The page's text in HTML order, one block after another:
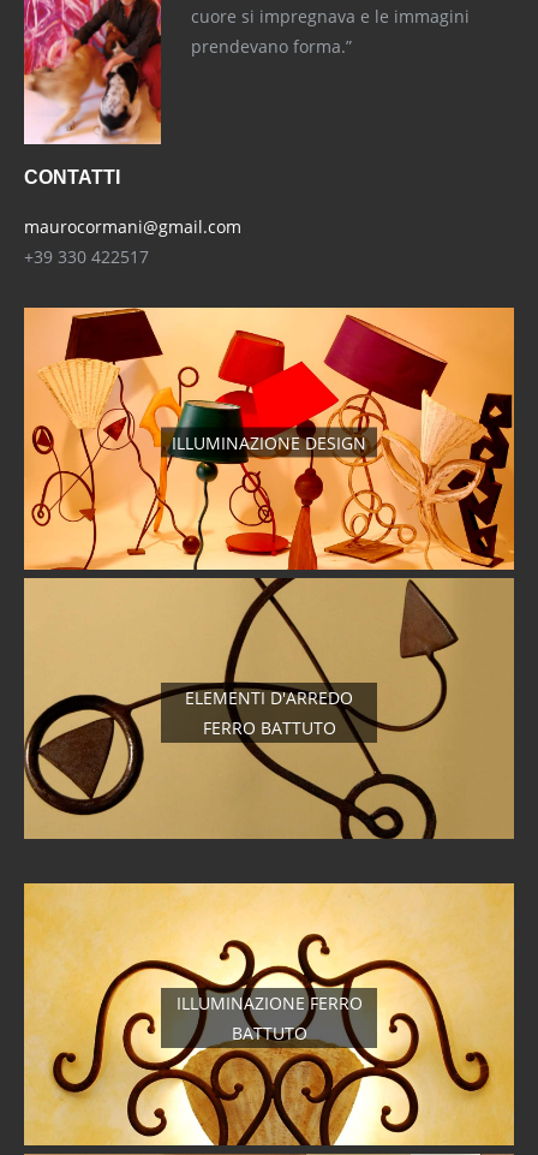
cuore si impregnava e le immagini
prendevano forma.”
CONTATTI
maurocormani@gmail.com
+39 330 422517
ILLUMINAZIONE DESIGN
ELEMENTI D'ARREDO
FERRO BATTUTO
ILLUMINAZIONE FERRO
BATTUTO